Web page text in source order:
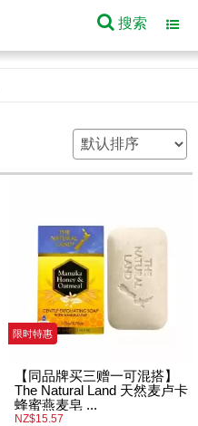
搜索
限时特惠
【同品牌买三赠一可混搭】
The Natural Land 天然麦卢卡
蜂蜜燕麦皂 ...
NZ$15.57